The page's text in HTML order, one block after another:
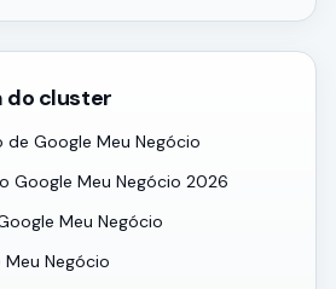
do cluster
Google Meu Negócio
Google Meu Negócio 2026
Meu Negócio
Meu Negócio